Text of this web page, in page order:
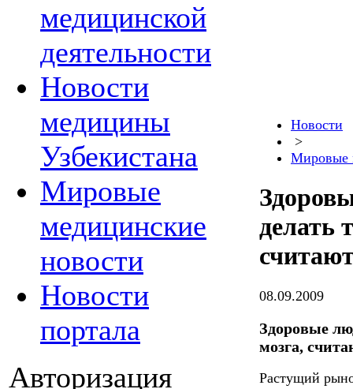
медицинской
деятельности
Новости
медицины
Узбекистана
Мировые
медицинские
новости
Новости
портала
Авторизация
Новости
>
Мировые
делать
08.09.2009
Здоровые
мозга,
Растущий